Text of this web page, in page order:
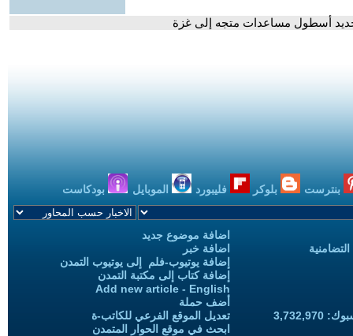
أسطول مساعدات متجه إلى غزة
بنترست بلوكر فليبورد الموبايل بودكاست
اضافة موضوع جديد
اضافة خبر
إضافة يوتيوب-فلم إلى يوتيوب التمدن
إضافة كتاب إلى مكتبة التمدن
Add new article - English
أضف حملة
تعديل الموقع الفرعي للكاتب-ة
ابحث في موقع الحوار المتمدن